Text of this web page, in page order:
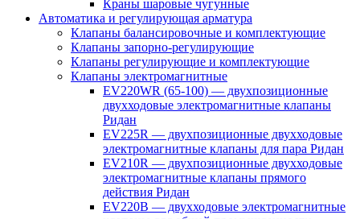
Краны шаровые чугунные
Автоматика и регулирующая арматура
Клапаны балансировочные и комплектующие
Клапаны запорно-регулирующие
Клапаны регулирующие и комплектующие
Клапаны электромагнитные
EV220WR (65-100) — двухпозиционные
двухходовые электромагнитные клапаны
Ридан
EV225R — двухпозиционные двухходовые
электромагнитные клапаны для пара Ридан
EV210R — двухпозиционные двухходовые
электромагнитные клапаны прямого
действия Ридан
EV220B — двухходовые электромагнитные